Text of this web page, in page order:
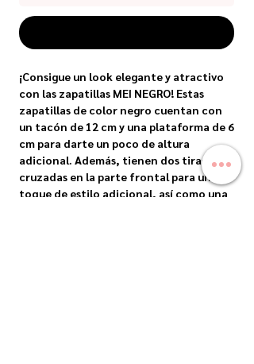
¡Consigue un look elegante y atractivo
con las zapatillas MEI NEGRO! Estas
zapatillas de color negro cuentan con
un tacón de 12 cm y una plataforma de 6
cm para darte un poco de altura
adicional. Además, tienen dos tiras
cruzadas en la parte frontal para un
toque de estilo adicional, así como una